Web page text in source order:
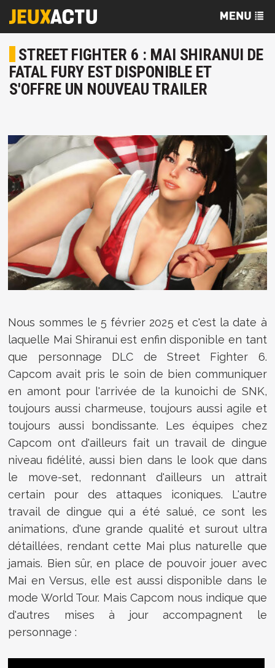
STREET FIGHTER 6 : MAI SHIRANUI DE
FATAL FURY EST DISPONIBLE ET
S'OFFRE UN NOUVEAU TRAILER
Nous sommes le 5 février 2025 et c'est la date à
laquelle Mai Shiranui est enfin disponible en tant
que personnage DLC de Street Fighter 6.
Capcom avait pris le soin de bien communiquer
en amont pour l'arrivée de la kunoichi de SNK,
toujours aussi charmeuse, toujours aussi agile et
toujours aussi bondissante. Les équipes chez
Capcom ont d'ailleurs fait un travail de dingue
niveau fidélité, aussi bien dans le look que dans
le move-set, redonnant d'ailleurs un attrait
certain pour des attaques iconiques. L'autre
travail de dingue qui a été salué, ce sont les
animations, d'une grande qualité et surout ultra
détaillées, rendant cette Mai plus naturelle que
jamais. Bien sûr, en place de pouvoir jouer avec
Mai en Versus, elle est aussi disponible dans le
mode World Tour. Mais Capcom nous indique que
d'autres mises à jour accompagnent le
personnage :